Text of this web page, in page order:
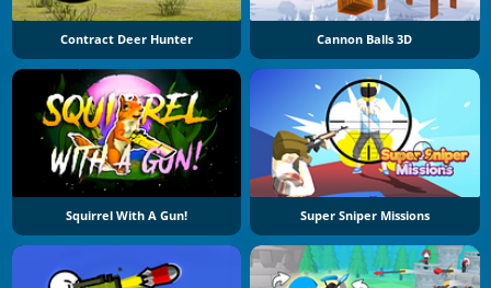
Contract Deer Hunter Cannon Balls 3D
Squirrel With A Gun! Super Sniper Missions